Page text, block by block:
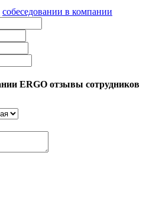
собеседовании в компании
ERGO отзывы сотрудников